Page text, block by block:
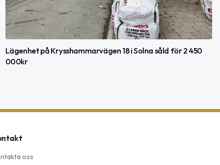
Lägenhet på Krysshammarvägen 18 i Solna såld för 2 450
000kr
oss